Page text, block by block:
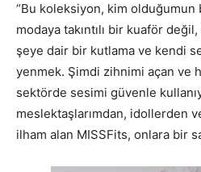
“Bu koleksiyon, kim
modaya takıntılı bir kuaför
şeye dair bir kutlama ve kendi
yenmek. Şimdi zihnimi açan ve
sektörde sesimi güvenle
meslektaşlarımdan, idollerden
ilham alan MISSFits, onlara bir